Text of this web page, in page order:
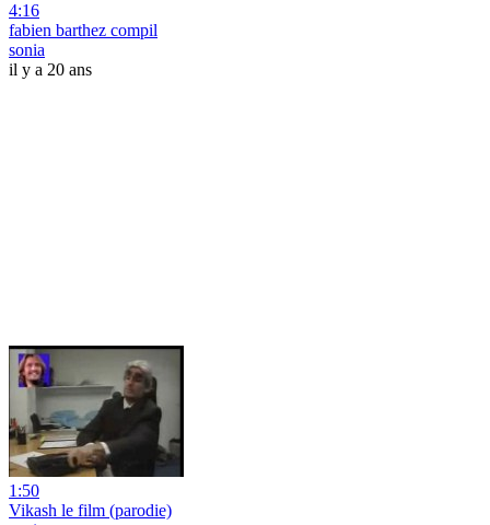
4:16
fabien barthez compil
sonia
il y a 20 ans
1:50
Vikash le film (parodie)